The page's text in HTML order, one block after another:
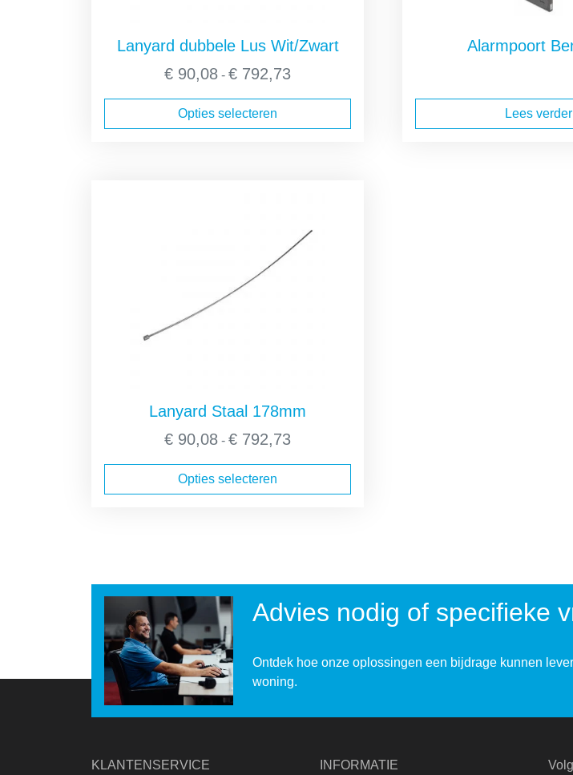
Lanyard dubbele Lus Wit/Zwart
€ 90,08 - € 792,73
€ 792,73
Opties selecteren
Alarmpoort
Lees verder
Lanyard Staal 178mm
€ 90,08 - € 792,73
€ 792,73
Opties selecteren
Advies nodig of specifieke
Ontdek hoe onze oplossingen een bijdrage kunnen
woning.
KLANTENSERVICE INFORMATIE